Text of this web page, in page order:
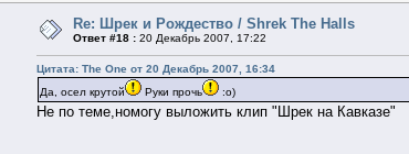
Re: Шрек и Рождество / Shrek The Halls
Ответ #18 : 20 Декабрь 2007, 17:22
Цитата: The One от 20 Декабрь 2007, 16:34
Да, осел крутой
Руки прочь :о)
Не по теме,номогу выложить клип "Шрек на Кавказе"